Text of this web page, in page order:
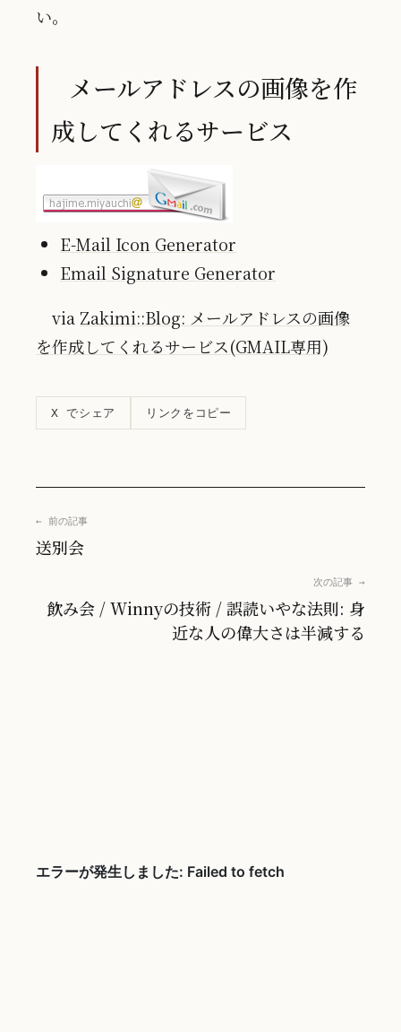
い。
メールアドレスの画像を作
成してくれるサービス
E-Mail Icon Generator
Email Signature Generator
via Zakimi::Blog: メールアドレスの画像
を作成してくれるサービス(GMAIL専用)
X でシェア リンクをコピー
← 前の記事
送別会
次の記事 →
飲み会 / Winnyの技術 / 誤読いやな法則: 身
近な人の偉大さは半減する